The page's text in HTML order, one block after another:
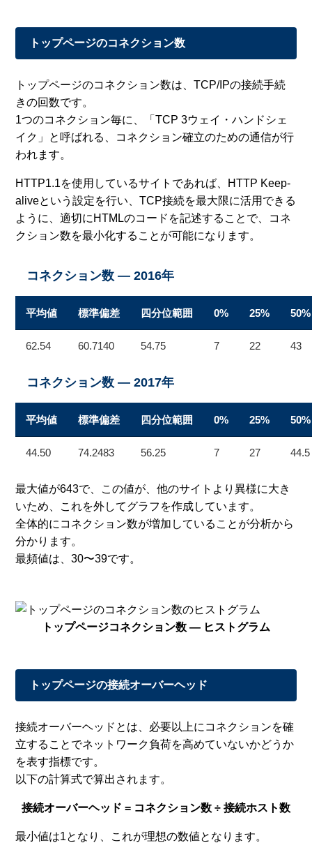
トップページのコネクション数
トップページのコネクション数は、TCP/IPの接続手続
きの回数です。
1つのコネクション毎に、「TCP 3ウェイ・ハンドシェ
イク」と呼ばれる、コネクション確立のための通信が行
われます。
HTTP1.1を使用しているサイトであれば、HTTP Keep-
aliveという設定を行い、TCP接続を最大限に活用できる
ように、適切にHTMLのコードを記述することで、コネ
クション数を最小化することが可能になります。
コネクション数 — 2016年
平均値 標準偏差 四分位範囲 0% 25% 50%
62.54 60.7140 54.75 7 22 43
コネクション数 — 2017年
平均値 標準偏差 四分位範囲 0% 25% 50%
44.50 74.2483 56.25 7 27 44.5
最大値が643で、この値が、他のサイトより異様に大き
いため、これを外してグラフを作成しています。
全体的にコネクション数が増加していることが分析から
分かります。
最頻値は、30〜39です。
トップページコネクション数 — ヒストグラム
トップページの接続オーバーヘッド
接続オーバーヘッドとは、必要以上にコネクションを確
立することでネットワーク負荷を高めていないかどうか
を表す指標です。
以下の計算式で算出されます。
接続オーバーヘッド = コネクション数 ÷ 接続ホスト数
最小値は1となり、これが理想の数値となります。